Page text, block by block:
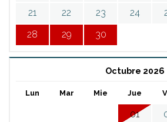
21
22 23 24
28
29 30
Octubre 2026
Lun Mar Mie Jue
01